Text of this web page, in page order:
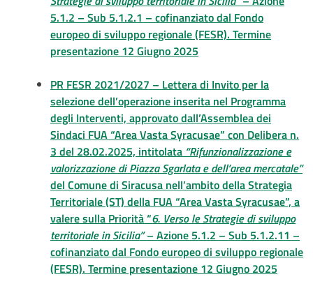
5.1.2 – Sub 5.1.2.1 – cofinanziato dal Fondo
europeo di sviluppo regionale (FESR). Termine
presentazione 12 Giugno 2025
PR FESR 2021/2027 – Lettera di Invito per la
selezione dell’operazione inserita nel Programma
degli Interventi, approvato dall’Assemblea dei
Sindaci FUA “Area Vasta Syracusae” con Delibera n.
3 del 28.02.2025, intitolata “Rifunzionalizzazione e
valorizzazione di Piazza Sgarlata e dell’area mercatale”
del Comune di Siracusa nell’ambito della Strategia
Territoriale (ST) della FUA “Area Vasta Syracusae”, a
valere sulla Priorità “6. Verso le Strategie di sviluppo
territoriale in Sicilia”– Azione 5.1.2 – Sub 5.1.2.11 –
cofinanziato dal Fondo europeo di sviluppo regionale
(FESR). Termine presentazione 12 Giugno 2025